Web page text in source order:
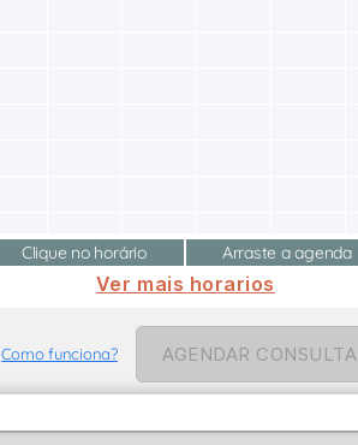
Clique no horário Arraste a agenda
Ver mais horarios
Como funciona? AGENDAR CONSULTA